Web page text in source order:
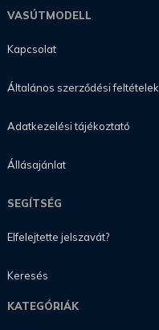
VASÚTMODELL
Kapcsolat
Általános szerződési feltételek
Adatkezelési tájékoztató
Állásajánlat
SEGÍTSÉG
Elfelejtette jelszavát?
Keresés
KATEGÓRIÁK